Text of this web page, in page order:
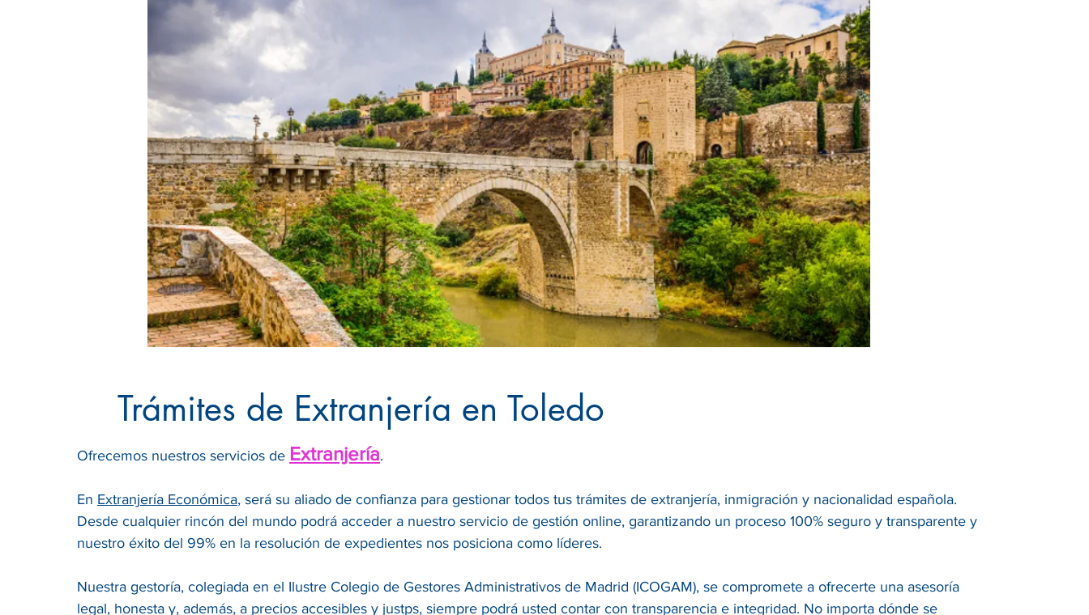
Trámites de Extranjería en Toledo
Ofrecemos nuestros servicios de Extranjería.
En Extranjería Económica, será su aliado de confianza para gestionar todos tus trámites de extranjería, inmigración y nacionalidad española.
Desde cualquier rincón del mundo podrá acceder a nuestro servicio de gestión online, garantizando un proceso 100% seguro y transparente y
nuestro éxito del 99% en la resolución de expedientes nos posiciona como líderes.
Nuestra gestoría, colegiada en el Ilustre Colegio de Gestores Administrativos de Madrid (ICOGAM), se compromete a ofrecerte una asesoría
legal, honesta y, además, a precios accesibles y justps, siempre podrá usted contar con transparencia e integridad. No importa dónde se